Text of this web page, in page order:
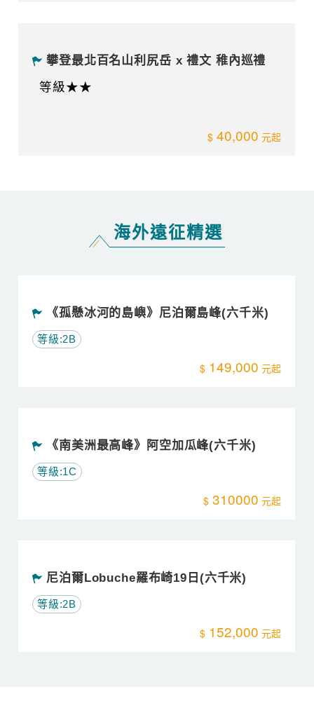
攀登最北百名山利尻岳 x 禮文 稚內巡禮
40,000
等級★★
海外遠征精選
《孤懸冰河的島嶼》尼泊爾島峰(六千米)
149,000
等級:2B
《南美洲最高峰》阿空加瓜峰(六千米)
310000
等級:1C
尼泊爾Lobuche羅布崎19日(六千米)
152,000
等級:2B